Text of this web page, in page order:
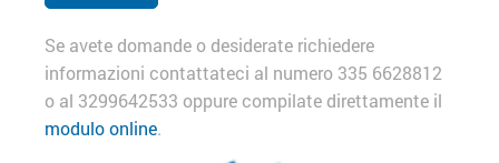
Se avete domande o desiderate richiedere
informazioni contattateci al numero 335 6628812
o al 3299642533 oppure compilate direttamente il
modulo online.